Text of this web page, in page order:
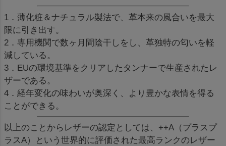
1．薄化粧＆ナチュラル製法で、革本来の風合いを最大
限に引き出す。
2．専用機関で数ヶ月間陰干しをし、革独特の匂いを軽
減している。
3．EUの環境基準をクリアしたタンナーで生産されたレ
ザーである。
4．経年変化の味わいが奥深く、より豊かな表情を得る
ことができる。
以上のことからレザーの認定としては、++A（プラスプ
ラスA）という世界的に評価された最高ランクのレザー